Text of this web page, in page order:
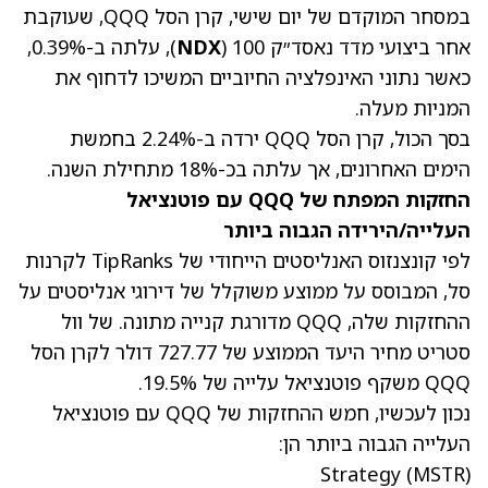
במסחר המוקדם של יום שישי, קרן הסל QQQ, שעוקבת
אחר ביצועי מדד נאסד״ק 100 (
NDX
), עלתה ב-0.39%,
כאשר נתוני האינפלציה החיוביים המשיכו לדחוף את
המניות מעלה.
בסך הכול, קרן הסל QQQ ירדה ב-2.24% בחמשת
הימים האחרונים, אך עלתה בכ-18% מתחילת השנה.
החזקות המפתח של QQQ עם פוטנציאל
העלייה/הירידה הגבוה ביותר
לפי קונצנזוס האנליסטים הייחודי של TipRanks לקרנות
סל, המבוסס על ממוצע משוקלל של דירוגי אנליסטים על
ההחזקות שלה, QQQ מדורגת קנייה מתונה. של וול
סטריט מחיר היעד הממוצע של 727.77 דולר לקרן הסל
QQQ משקף פוטנציאל עלייה של 19.5%.
נכון לעכשיו, חמש ההחזקות של QQQ עם פוטנציאל
העלייה הגבוה ביותר הן:
Strategy (MSTR)